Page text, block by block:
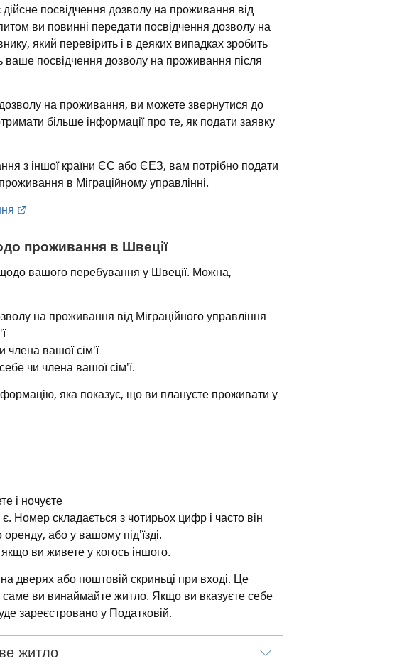
посвідчення дозволу на проживання від
ви повинні передати посвідчення дозволу на
який перевірить і в деяких випадках зробить
ваше посвідчення дозволу на проживання після
на проживання, ви можете звернутися до
більше інформації про те, як подати заявку
з іншої країни ЄС або ЄЕЗ, вам потрібно подати
в Міграційному управлінні.
External link.
проживання в Швеції
вашого перебування у Швеції. Можна,
на проживання від Міграційного управління
члена вашої сім'ї
чи члена вашої сім'ї.
яка показує, що ви плануєте проживати у
і ночуєте
Номер складається з чотирьох цифр і часто він
або у вашому під'їзді.
ви живете у когось іншого.
дверях або поштовій скриньці при вході. Це
саме ви винаймайте житло. Якщо ви вказуєте себе
зареєстровано у Податковій.
житло